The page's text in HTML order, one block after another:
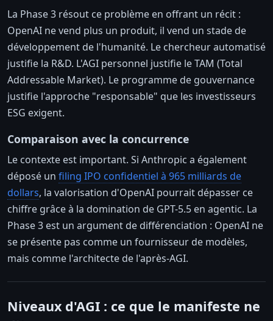
La Phase 3 résout ce problème en offrant un récit :
OpenAI ne vend plus un produit, il vend un stade de
développement de l'humanité. Le chercheur automatisé
justifie la R&D. L'AGI personnel justifie le TAM (Total
Addressable Market). Le programme de gouvernance
justifie l'approche "responsable" que les investisseurs
ESG exigent.
Comparaison avec la concurrence
Le contexte est important. Si Anthropic a également
déposé un filing IPO confidentiel à 965 milliards de
dollars, la valorisation d'OpenAI pourrait dépasser ce
chiffre grâce à la domination de GPT-5.5 en agentic. La
Phase 3 est un argument de différenciation : OpenAI ne
se présente pas comme un fournisseur de modèles,
mais comme l'architecte de l'après-AGI.
Niveaux d'AGI : ce que le manifeste ne